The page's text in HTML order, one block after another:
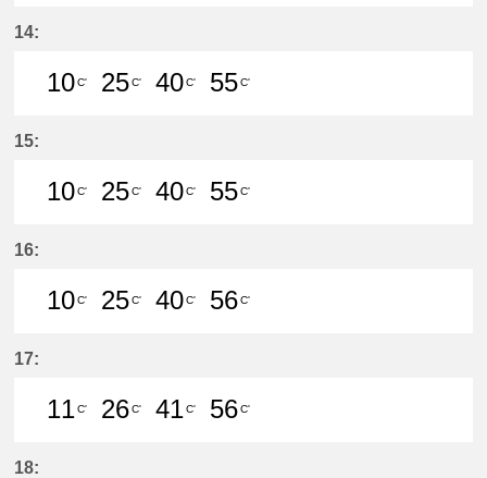
14:
10C'
25C'
40C'
55C'
15:
10C'
25C'
40C'
55C'
16:
10C'
25C'
40C'
56C'
17:
11C'
26C'
41C'
56C'
18: